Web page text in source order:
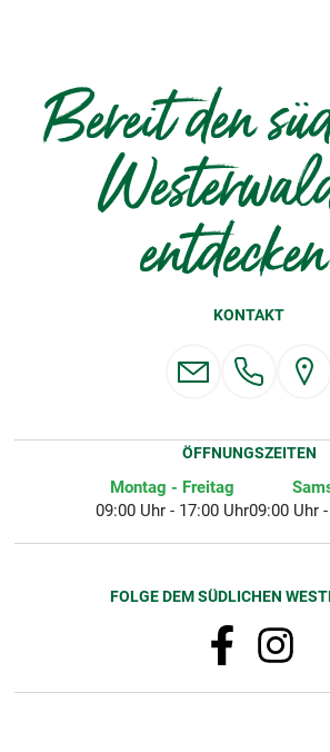
Bereit den
KONTAKT
ÖFFNUNGSZEITEN
Montag - Freitag
09:00 Uhr - 17:00 Uhr09:00 Uhr
FOLGE DEM SÜDLICHEN